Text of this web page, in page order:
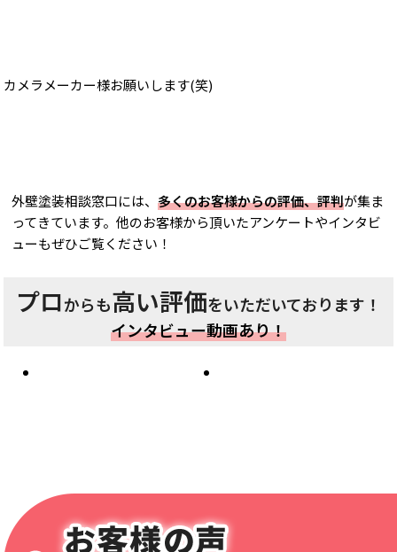
カメラメーカー様お願いします(笑)
外壁塗装相談窓口には、多くのお客様からの評価、評判が集ま
ってきています。他のお客様から頂いたアンケートやインタビ
ューもぜひご覧ください！
プロからも高い評価をいただいております！
インタビュー動画あり！